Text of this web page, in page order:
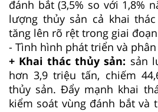
đánh bắt (3,5% so với 1,8%
lượng thủy sản cả khai
tăng lên rõ rệt trong giai đoạn
- Tình hình phát triển và
+ Khai thác thủy sản: sản
hơn 3,9 triệu tấn, chiếm
thủy sản. Đẩy mạnh khai
kiểm soát vùng đánh bắt và